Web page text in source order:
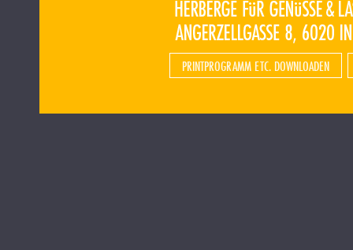
PRINTPROGRAMM ETC. DOWNLOADEN